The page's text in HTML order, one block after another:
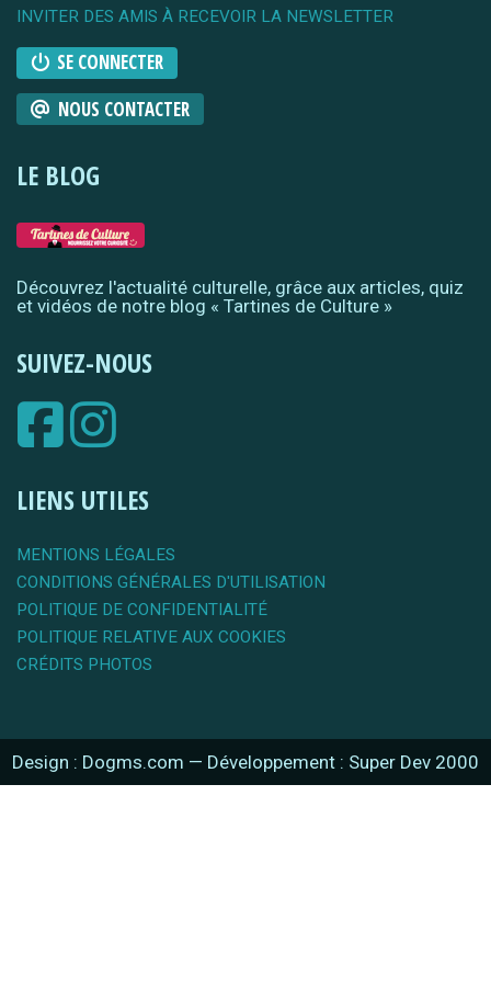
INVITER DES AMIS À RECEVOIR LA NEWSLETTER
SE CONNECTER
NOUS CONTACTER
LE BLOG
Découvrez l'actualité culturelle, grâce aux articles, quiz
et vidéos de notre blog « Tartines de Culture »
SUIVEZ-NOUS
LIENS UTILES
MENTIONS LÉGALES
CONDITIONS GÉNÉRALES D'UTILISATION
POLITIQUE DE CONFIDENTIALITÉ
POLITIQUE RELATIVE AUX COOKIES
CRÉDITS PHOTOS
Design : Dogms.com — Développement : Super Dev 2000